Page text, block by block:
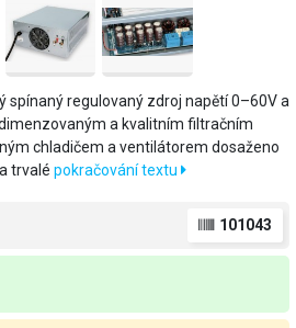
spínaný regulovaný zdroj napětí 0–60V a
a kvalitním filtračním
chladičem a ventilátorem dosaženo
trvalé pokračování textu
101043